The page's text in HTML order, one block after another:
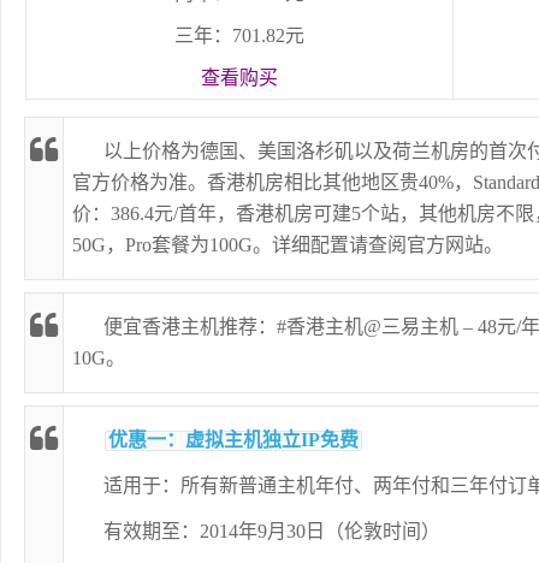
三年：701.82元
查看购买
以上价格为德国、美国洛杉矶以及荷兰机房的首次
官方价格为准。香港机房相比其他地区贵40%，
价：386.4元/首年，香港机房可建5个站，其他机房不限
50G，Pro套餐为100G。详细配置请查阅官方网站。
便宜香港主机推荐： #香港主机@三易主机 – 48元/
10G。
优惠一：虚拟主机独立IP免费
适用于：所有新普通主机年付、两年付和三年付订
有效期至：2014年9月30日（伦敦时间）